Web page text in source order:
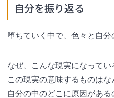
自分を振り返る
堕ちていく中で、色々と自分
なぜ、こんな現実になってい
この現実の意味するものはな
自分の中のどこに原因がある